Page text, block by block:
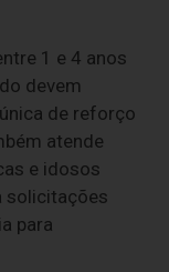
1 e 4 anos
devem
de reforço
atende
e idosos
solicitações
para